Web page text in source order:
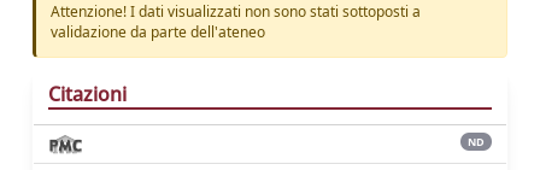
Attenzione! I dati visualizzati non sono stati sottoposti a
validazione da parte dell'ateneo
Citazioni
ND